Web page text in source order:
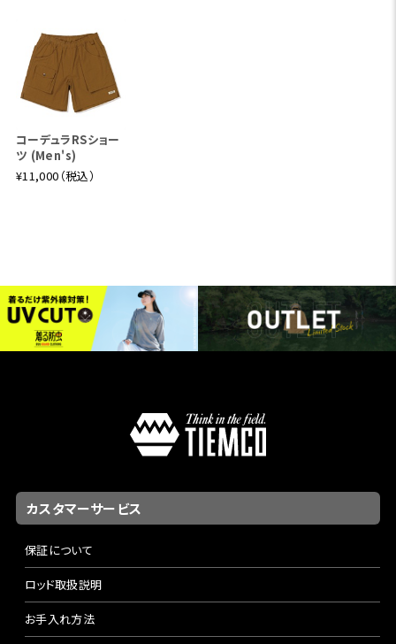
コーデュラRSショー
ツ (Men's)
¥11,000（税込）
カスタマーサービス
保証について
ロッド取扱説明
お手入れ方法